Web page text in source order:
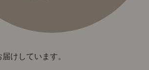
けしています。